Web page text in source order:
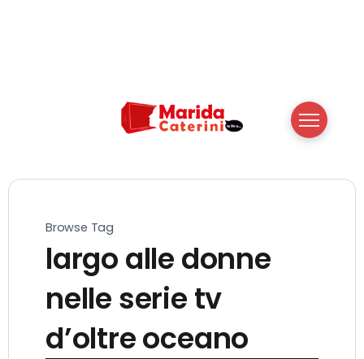
Browse Tag
largo alle donne
nelle serie tv
d’oltre oceano